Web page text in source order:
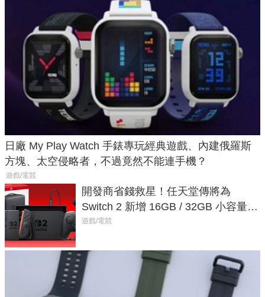
日廠 My Play Watch 手錶專玩經典遊戲、內建俄羅斯
方塊、太空侵略者，不過竟然不能連手機？
遊戲/電競
開發商省錢救星！任天堂傳將為
Switch 2 新增 16GB / 32GB 小容量遊
戲卡的選擇
遊戲/電競